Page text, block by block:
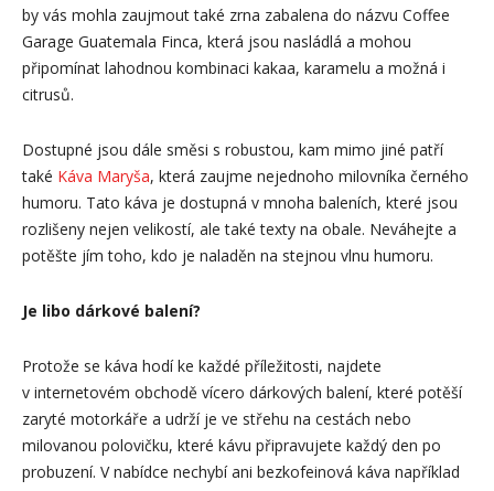
by vás mohla zaujmout také zrna zabalena do názvu Coffee
Garage Guatemala Finca, která jsou nasládlá a mohou
připomínat lahodnou kombinaci kakaa, karamelu a možná i
citrusů.
Dostupné jsou dále směsi s robustou, kam mimo jiné patří
také Káva Maryša, která zaujme nejednoho milovníka černého
humoru. Tato káva je dostupná v mnoha baleních, které jsou
rozlišeny nejen velikostí, ale také texty na obale. Neváhejte a
potěšte jím toho, kdo je naladěn na stejnou vlnu humoru.
Je libo dárkové balení?
Protože se káva hodí ke každé příležitosti, najdete
v internetovém obchodě vícero dárkových balení, které potěší
zaryté motorkáře a udrží je ve střehu na cestách nebo
milovanou polovičku, které kávu připravujete každý den po
probuzení. V nabídce nechybí ani bezkofeinová káva například